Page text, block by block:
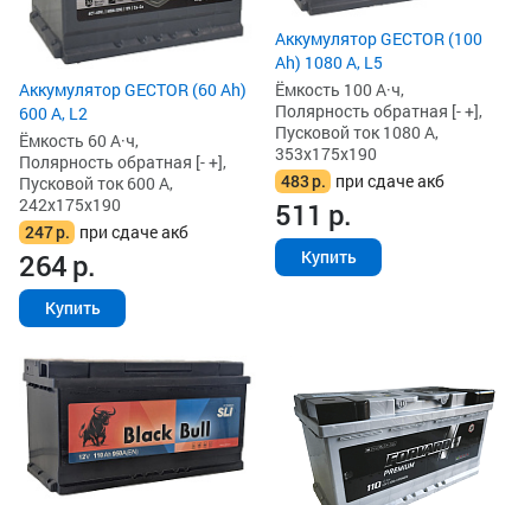
Аккумулятор GECTOR (60 Ah)
600 А, L2
Ёмкость 60 А·ч,
Полярность обратная [- +],
Пусковой ток 600 А,
242x175x190
247р. при сдаче акб
264р.
Купить
Аккумулятор GECTOR (100
Ah) 1080 А, L5
Ёмкость 100 А·ч,
Полярность обратная [- +],
Пусковой ток 1080 А,
353x175x190
483р. при сдаче акб
511 р.
Купить